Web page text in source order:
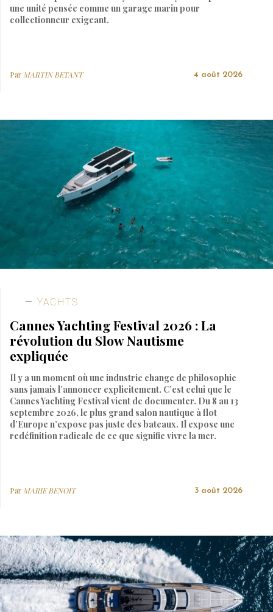
une unité pensée comme un garage marin pour
collectionneur exigeant.
Par MARTIN BETANT 4 août 2026
YACHTS
Cannes Yachting Festival 2026 : La
révolution du Slow Nautisme
expliquée
Il y a un moment où une industrie change de philosophie
sans jamais l’annoncer explicitement. C’est celui que le
Cannes Yachting Festival vient de documenter. Du 8 au 13
septembre 2026, le plus grand salon nautique à flot
d’Europe n’expose pas juste des bateaux. Il expose une
redéfinition radicale de ce que signifie vivre la mer.
Par MARIE BENOIT 3 août 2026